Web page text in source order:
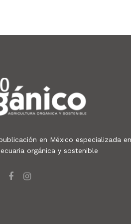
en México especializada en
orgánica y sostenible